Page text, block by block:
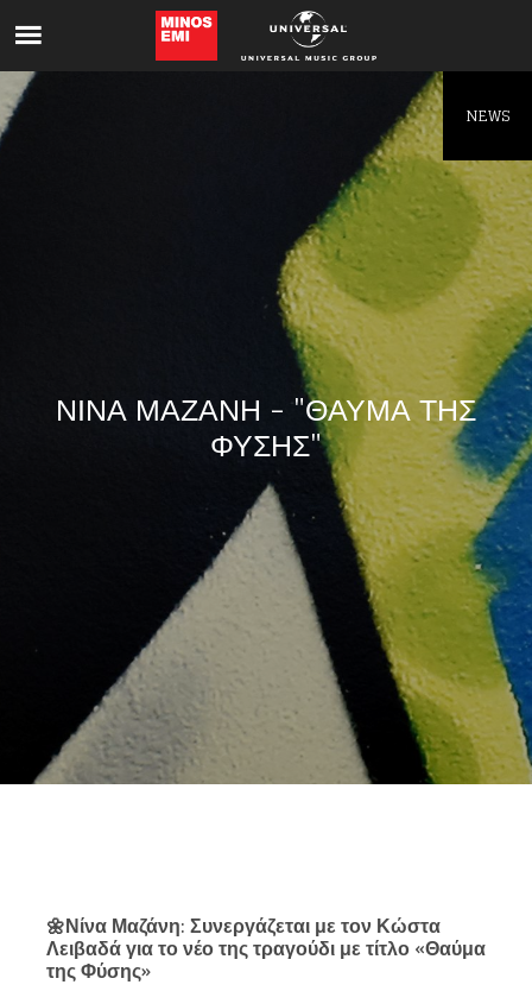
ΝΙΝΑ ΜΑΖΑΝΗ - "ΘΑΥΜΑ ΤΗΣ
ΦΥΣΗΣ"
🌼Νίνα Μαζάνη: Συνεργάζεται με τον Κώστα
Λειβαδά για το νέο της τραγούδι με τίτλο «Θαύμα
της Φύσης»
NEWS
Like being first?
Get news from your favorite artists before
everyone else.